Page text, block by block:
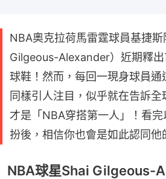
NBA奧克拉荷馬雷霆球員基捷
Gilgeous-Alexander）近期釋
球鞋！然而，每回一現身球員
同樣引人注目，似乎就在告訴
才是「NBA穿搭第一人」！看
扮後，相信你也會是如此認同他
NBA球星Shai Gilgeous-